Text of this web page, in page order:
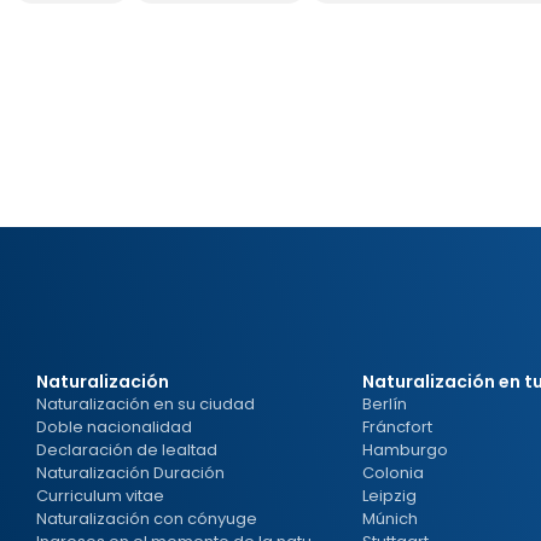
Naturalización
Naturalización en su ciudad
Doble nacionalidad
Declaración de lealtad
Naturalización Duración
Curriculum vitae
Naturalización con cónyuge
Naturalización en
Berlín
Fráncfort
Hamburgo
Colonia
Leipzig
Múnich